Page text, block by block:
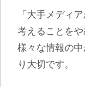
「大手メディ
考えることをや
様々な情報の
り大切です。